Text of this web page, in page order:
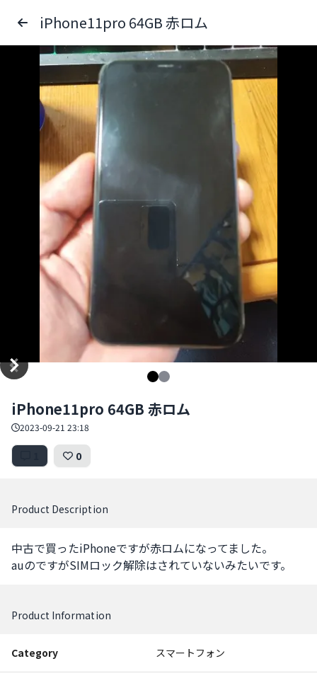
iPhone11pro 64GB 赤ロム
iPhone11pro 64GB 赤ロム
2023-09-21 23:18
0
Product Description
中古で買ったiPhoneですが赤ロムになってました。
auのですがSIMロック解除はされていないみたいです。
Product Information
Category スマートフォン